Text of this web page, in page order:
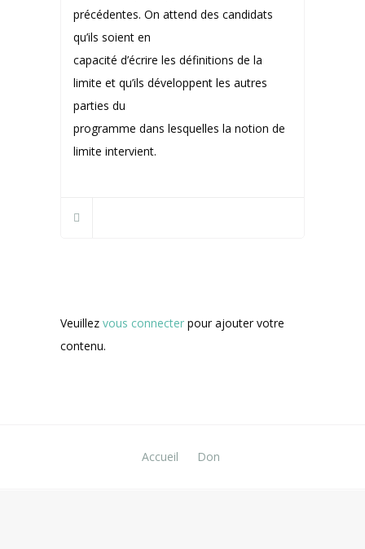
précédentes. On attend des candidats
qu’ils soient en
capacité d’écrire les définitions de la
limite et qu’ils développent les autres
parties du
programme dans lesquelles la notion de
limite intervient.
Veuillez vous connecter pour ajouter votre
contenu.
Accueil Don